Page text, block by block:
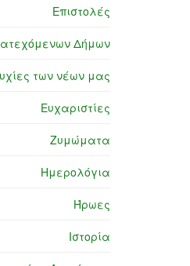
Επιστολές
Δήμων
των νέων μας
Ευχαριστίες
Ζυμώματα
Ημερολόγια
Ήρωες
Ιστορία